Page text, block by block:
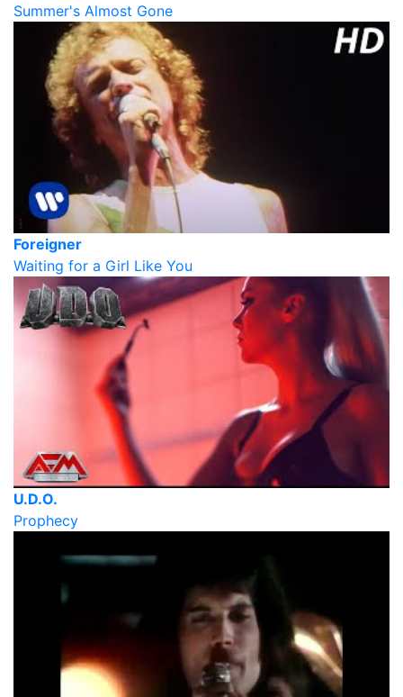
Summer's Almost Gone
Foreigner
Waiting for a Girl Like You
U.D.O.
Prophecy